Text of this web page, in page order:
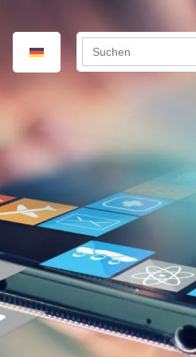
Search
for: